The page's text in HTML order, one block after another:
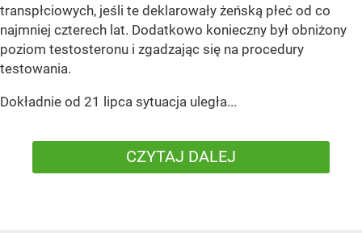
transpłciowych, jeśli te deklarowały żeńską płeć od co
najmniej czterech lat. Dodatkowo konieczny był obniżony
poziom testosteronu i zgadzając się na procedury
testowania.
Dokładnie od 21 lipca sytuacja uległa...
CZYTAJ DALEJ